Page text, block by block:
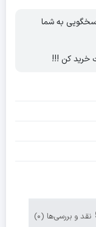
به شما
خرید کن !!!
نقد و بررسی‌ها (0)